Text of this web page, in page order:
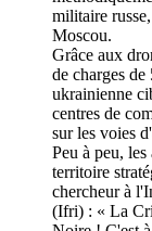
militaire
Moscou.
Grâce aux
de charges de
ukrainienne
centres de
sur les voies
Peu à peu,
territoire
chercheur à
(Ifri) : « La